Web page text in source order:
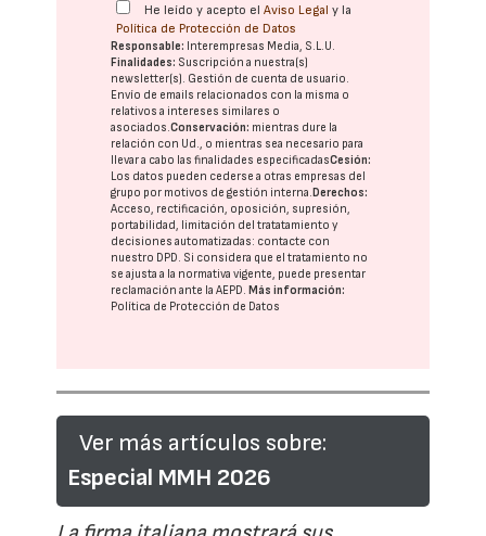
He leído y acepto elAviso Legal y la
Política de Protección de Datos
Responsable: Interempresas Media, S.L.U.
Finalidades: Suscripción a nuestra(s)
newsletter(s). Gestión de cuenta de usuario.
Envío de emails relacionados con la misma o
relativos a intereses similares o
asociados.Conservación: mientras dure la
relación con Ud., o mientras sea necesario para
llevar a cabo las finalidades especificadasCesión:
Los datos pueden cederse a otras empresas del
grupo por motivos de gestión interna.Derechos:
Acceso, rectificación, oposición, supresión,
portabilidad, limitación del tratatamiento y
decisiones automatizadas: contacte con
nuestro DPD. Si considera que el tratamiento no
se ajusta a la normativa vigente, puede presentar
reclamación ante laAEPD.Más información:
Política de Protección de Datos
Ver más artículos sobre:
Especial MMH 2026